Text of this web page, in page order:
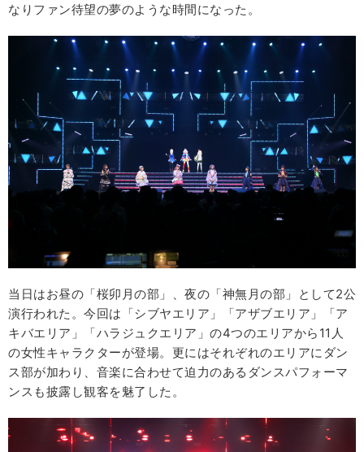
なりファン待望の夢のような時間になった。
当日はお昼の「桜卯月の部」、夜の「神無月の部」として2公
演行われた。今回は「シブヤエリア」「アザブエリア」「ア
キバエリア」「ハラジュクエリア」の4つのエリアから11人
の女性キャラクターが登場。更にはそれぞれのエリアにダン
ス部が加わり、音楽に合わせて迫力のあるダンスパフォーマ
ンスも披露し観客を魅了した。